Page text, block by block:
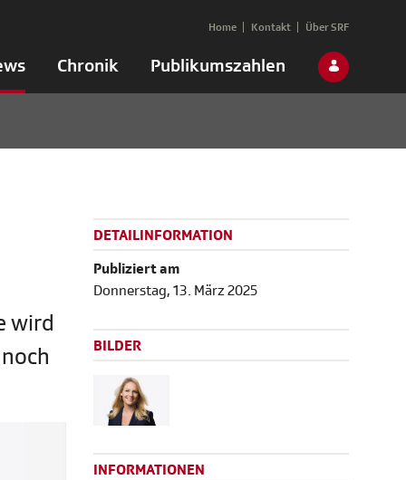
Chronik Publikumszahlen
Home Kontakt Über SRF
wird
DETAILINFORMATION
Publiziert am
Donnerstag, 13. März 2025
BILDER
INFORMATIONEN